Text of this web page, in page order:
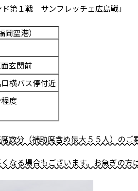
第１戦 サンフレッチェ広島戦」
空港）
玄関前
横バス停付近
度
分（補助席含め最大５５人）のご
なる場合もございます。お急ぎの方